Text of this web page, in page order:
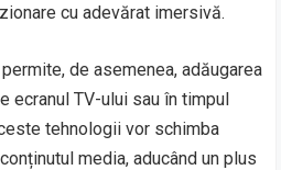
cu adevărat imersivă.
de asemenea, adăugarea
ecranul TV-ului sau în timpul
tehnologii vor schimba
media, aducând un plus